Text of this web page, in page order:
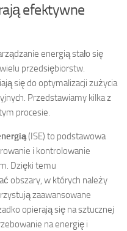
efektywne
energią stało się
przedsiębiorstw.
się do optymalizacji zużycia
Przedstawiamy kilka z
procesie.
(ISE) to podstawowa
i kontrolowanie
Dzięki temu
obszary, w których należy
zaawansowane
opierają się na sztucznej
na energię i